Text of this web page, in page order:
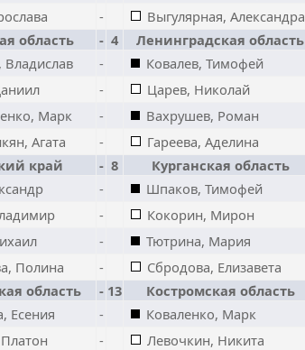
- Выгулярная, Александра
область - 4 Ленинградская область
- Ковалев, Тимофей
- Царев, Николай
Марк - Вахрушев, Роман
Агата - Гареева, Аделина
край - 8 Курганская область
- Шпаков, Тимофей
- Кокорин, Мирон
- Тютрина, Мария
Полина - Сбродова, Елизавета
область - 13 Костромская область
Есения - Коваленко, Марк
- Левочкин, Никита